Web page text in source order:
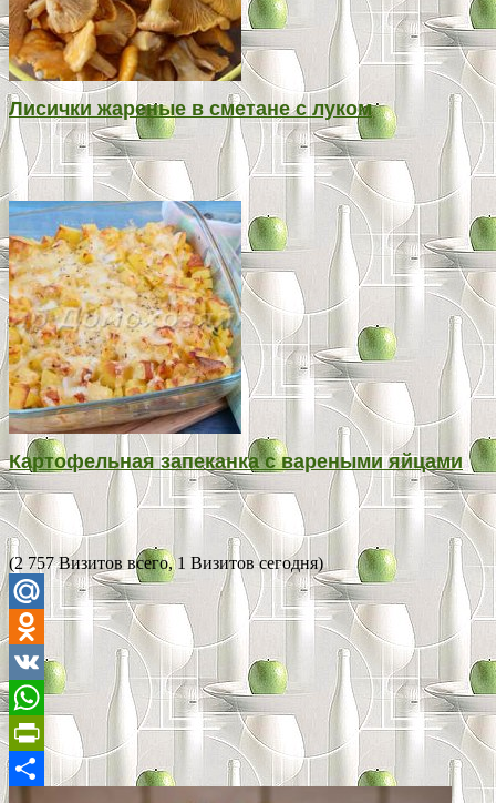
Лисички жареные в сметане с луком
Картофельная запеканка с вареными яйцами
(2 757 Визитов всего, 1 Визитов сегодня)
Mail.Ru
Odnoklassniki
VK
WhatsApp
PrintFriendly